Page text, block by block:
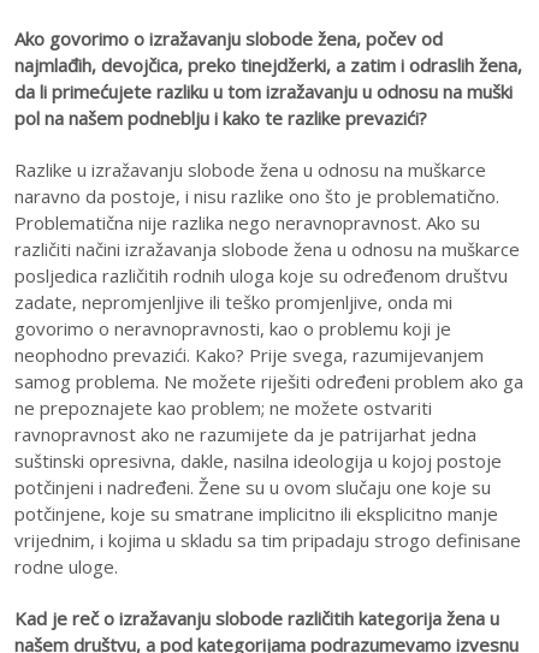
Ako govorimo o izražavanju slobode žena, počev od
najmlađih, devojčica, preko tinejdžerki, a zatim i odraslih žena,
da li primećujete razliku u tom izražavanju u odnosu na muški
pol na našem podneblju i kako te razlike prevazići?
Razlike u izražavanju slobode žena u odnosu na muškarce
naravno da postoje, i nisu razlike ono što je problematično.
Problematična nije razlika nego neravnopravnost. Ako su
različiti načini izražavanja slobode žena u odnosu na muškarce
posljedica različitih rodnih uloga koje su određenom društvu
zadate, nepromjenljive ili teško promjenljive, onda mi
govorimo o neravnopravnosti, kao o problemu koji je
neophodno prevazići. Kako? Prije svega, razumijevanjem
samog problema. Ne možete riješiti određeni problem ako ga
ne prepoznajete kao problem; ne možete ostvariti
ravnopravnost ako ne razumijete da je patrijarhat jedna
suštinski opresivna, dakle, nasilna ideologija u kojoj postoje
potčinjeni i nadređeni. Žene su u ovom slučaju one koje su
potčinjene, koje su smatrane implicitno ili eksplicitno manje
vrijednim, i kojima u skladu sa tim pripadaju strogo definisane
rodne uloge.
Kad je reč o izražavanju slobode različitih kategorija žena u
našem društvu, a pod kategorijama podrazumevamo izvesnu